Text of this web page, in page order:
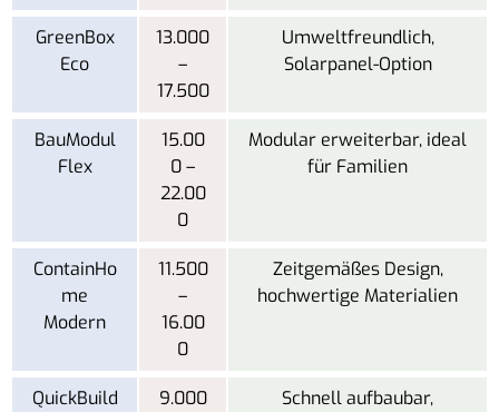
GreenBox
Eco
13.000
–
17.500
Umweltfreundlich,
Solarpanel-Option
BauModul
Flex
15.00
0 –
22.00
0
Modular erweiterbar, ideal
für Familien
ContainHo
me
Modern
11.500
–
16.00
0
Zeitgemäßes Design,
hochwertige Materialien
QuickBuild
9.000
Schnell aufbaubar,